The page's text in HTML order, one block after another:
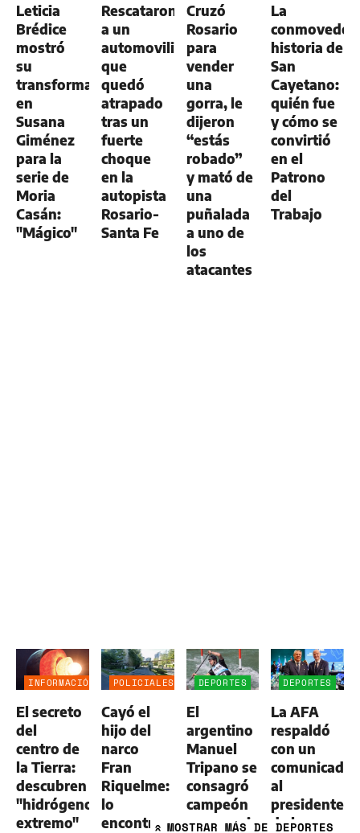
Leticia
Brédice
mostró
su
transformación
en
Susana
Giménez
para la
serie de
Moria
Casán:
"Mágico"
Rescataron
a un
automovilista
que
quedó
atrapado
tras un
fuerte
choque
en la
autopista
Rosario-
Santa Fe
Cruzó
Rosario
para
vender
una
gorra, le
dijeron
“estás
robado”
y mató de
una
puñalada
a uno de
los
atacantes
La
historia de
San
Cayetano:
quién fue
y cómo se
convirtió
en el
Patrono
del
Trabajo
INFORMACIÓN
El secreto
del
centro de
la Tierra:
descubren
"hidrógeno
extremo"
POLICIALES
Cayó el
hijo del
narco
Fran
Riquelme:
lo
encontraron
DEPORTES
El
argentino
Manuel
Tripano se
consagró
campeón
panamericano
DEPORTES
La AFA
respaldó
con un
comunicado
al
presidente
de la
» MOSTRAR MÁS DE DEPORTES